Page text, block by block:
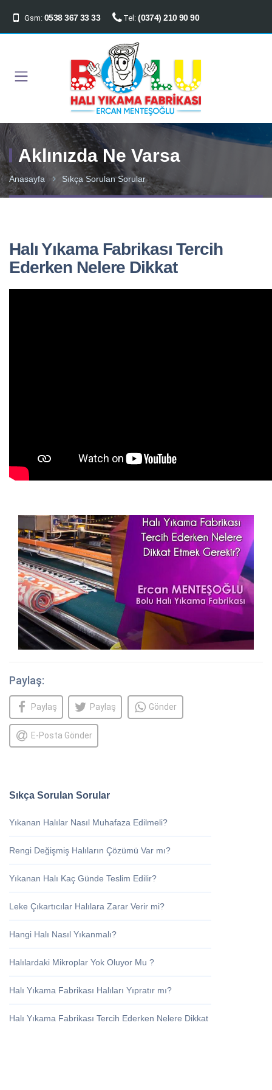
Gsm: 0538 367 33 33 Tel:(0374) 210 90 90
Aklınızda Ne Varsa
Anasayfa Sıkça Sorulan Sorular
Halı Yıkama Fabrikası Tercih
Ederken Nelere Dikkat
Paylaş:
Paylaş Paylaş Gönder
E-Posta Gönder
Sıkça Sorulan Sorular
Yıkanan Halılar Nasıl Muhafaza Edilmeli?
Rengi Değişmiş Halıların Çözümü Var mı?
Yıkanan Halı Kaç Günde Teslim Edilir?
Leke Çıkartıcılar Halılara Zarar Verir mi?
Hangi Halı Nasıl Yıkanmalı?
Halılardaki Mikroplar Yok Oluyor Mu ?
Halı Yıkama Fabrikası Halıları Yıpratır mı?
Halı Yıkama Fabrikası Tercih Ederken Nelere Dikkat